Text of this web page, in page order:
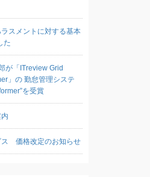
ラスメントに対する基本
た
が「ITreview Grid
」の 勤怠管理システ
を受賞
ス 価格改定のお知らせ